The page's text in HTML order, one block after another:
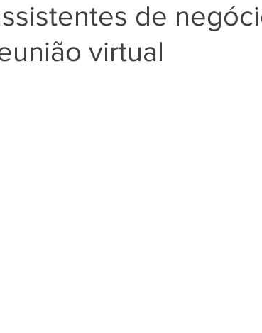
Página inicial Financiários Gerais Itaú
de
virtual